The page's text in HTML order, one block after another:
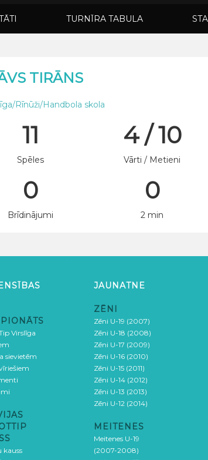
TURNĪRA TABULA
TIRĀNS
Rīnūži/Handbola skola
11
Spēles
4 / 10
Vārti / Metieni
0
Brīdinājumi
0
2 min
Virslīga
sievietēm
kauss
JAUNATNE
ZĒNI
Zēni U-19 (2007)
Zēni U-18 (2008)
Zēni U-17 (2009)
Zēni U-16 (2010)
Zēni U-15 (2011)
Zēni U-14 (2012)
Zēni U-13 (2013)
Zēni U-12 (2014)
MEITENES
Meitenes U-19
(2007-2008)